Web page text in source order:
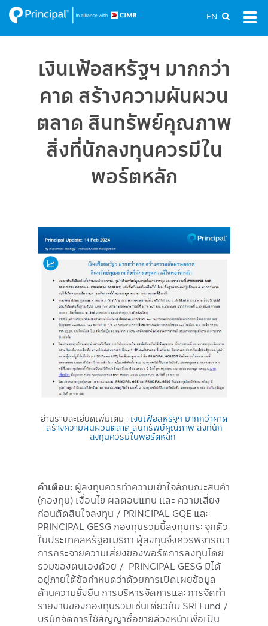
Skip
to
main
EN
เงินเฟ้อสหรัฐฯ มากกว่า
คาด สร้างความผันผวน
ตลาด สินทรัพย์คุณภาพ
สิ่งที่นักลงทุนควรมีใน
พอร์ตหลัก
อ่านรายละเอียดเพิ่มเติม : เงินเฟ้อสหรัฐฯ มากกว่าคาด
สร้างความผันผวนตลาด สินทรัพย์คุณภาพ สิ่งที่นัก
ลงทุนควรมีในพอร์ตหลัก
คำเตือน: ผู้ลงทุนควรทําความเข้าใจลักษณะสินค้า
(กองทุน) เงื่อนไข ผลตอบแทน และ ความเสี่ยง
ก่อนตัดสินใจลงทุน / PRINCIPAL GQE และ
PRINCIPAL GESG กองทุนรวมนี้ลงทุนกระจุกตัว
ในประเทศสหรัฐอเมริกา ผู้ลงทุนจึงควรพิจารณา
การกระจายความเสี่ยงของพอร์ตการลงทุนโดย
รวมของตนเองด้วย / PRINCIPAL GESG มิได้
อยู่ภายใต้ข้อกำหนดว่าด้วยการเปิดเผยข้อมูล
ด้านความยั่งยืน การบริหารจัดการและการจัดทำ
รายงานของกองทุนรวมเช่นเดียวกับ SRI Fund /
บริษัทจัดการใช้สัญญาซื้อขายล่วงหน้าเพื่อเป็น